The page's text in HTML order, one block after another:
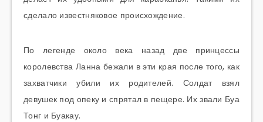
сделало известняковое происхождение.
По легенде около века назад две принцессы
королевства Ланна бежали в эти края после того, как
захватчики убили их родителей. Солдат взял
девушек под опеку и спрятал в пещере. Их звали Буа
Тонг и Буакау.